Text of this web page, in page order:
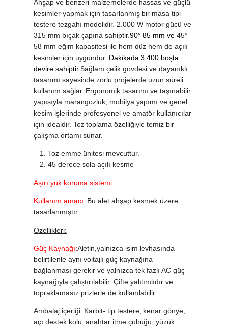
Ahşap ve benzeri malzemelerde hassas ve güçlü
kesimler yapmak için tasarlanmış bir masa tipi
testere tezgahı modelidir. 2.000 W motor gücü ve
315 mm bıçak çapına sahiptir.90° 85 mm ve45°
58 mm eğim kapasitesi ile hem düz hem de açılı
kesimler için uygundur. Dakikada 3.400 boşta
devire sahiptir.Sağlam çelik gövdesi ve dayanıklı
tasarımı sayesinde zorlu projelerde uzun süreli
kullanım sağlar. Ergonomik tasarımı ve taşınabilir
yapısıyla marangozluk, mobilya yapımı ve genel
kesim işlerinde profesyonel ve amatör kullanıcılar
için idealdir. Toz toplama özelliğiyle temiz bir
çalışma ortamı sunar.
Toz emme ünitesi mevcuttur.
45 derece sola açılı kesme
Aşırı yük koruma sistemi
Kullanım amacı: Bu alet ahşap kesmek üzere
tasarlanmıştır.
Özellikleri:
Güç Kaynağı:Aletin,yalnızca isim levhasında
belirtilenle aynı voltajlı güç kaynağına
bağlanması gerekir ve yalnızca tek fazlı AC güç
kaynağıyla çalıştırılabilir. Çifte yalıtımlıdır ve
topraklamasız prizlerle de kullanılabilir.
Ambalaj içeriği: Karbit- tip testere, kenar gönye,
açı destek kolu, anahtar itme çubuğu, yüzük